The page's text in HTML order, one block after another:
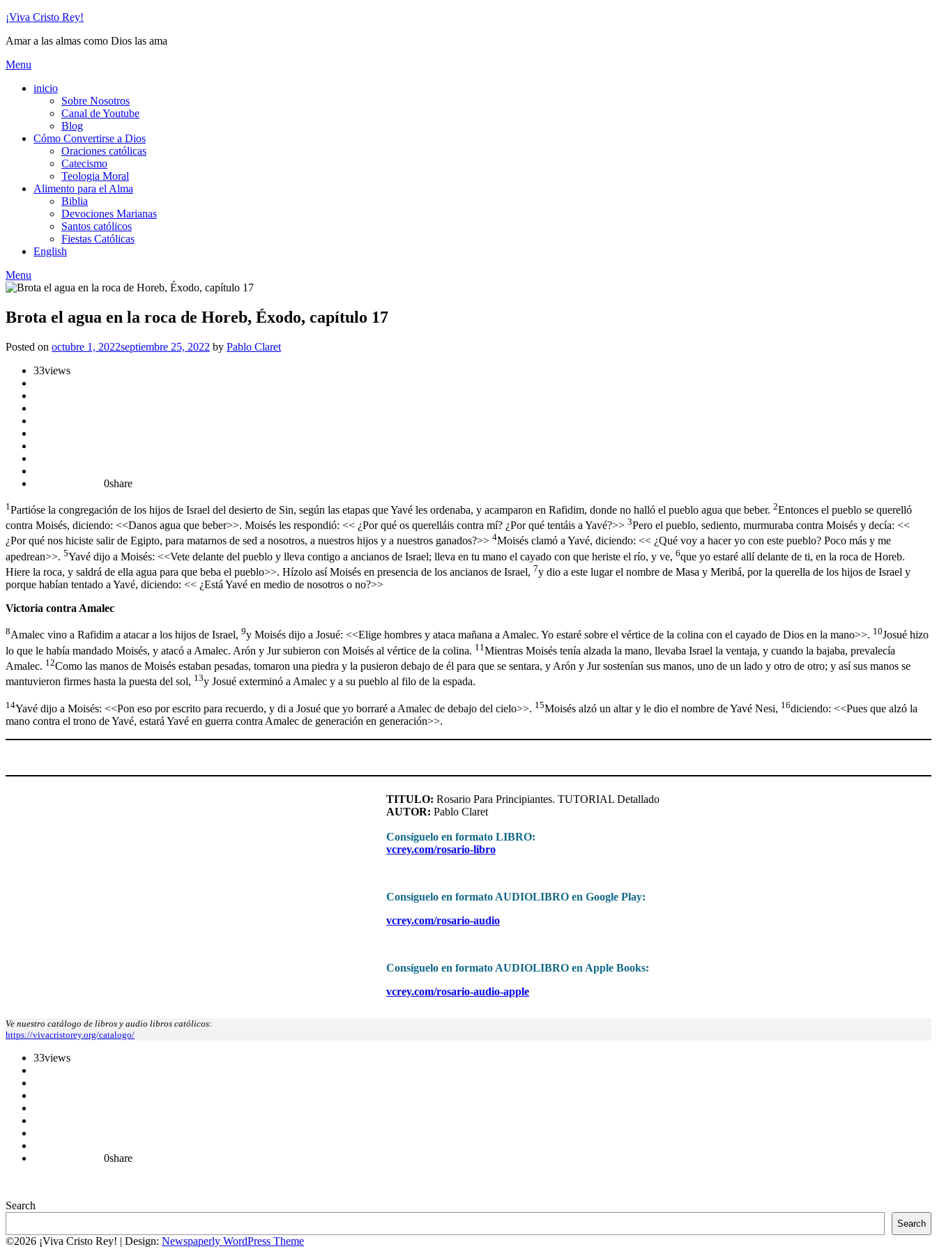
Skip
content
¡Viva Cristo Rey!
Amar a las almas como Dios las ama
Menu
inicio
Sobre Nosotros
Canal de Youtube
Blog
Cómo Convertirse a Dios
Oraciones católicas
Catecismo
Teologia Moral
Alimento para el Alma
Biblia
Devociones Marianas
Santos católicos
Fiestas Católicas
English
Menu
Brota el agua en la roca de Horeb, Éxodo, capítulo 17
Posted on octubre 1, 2022septiembre 25, 2022 by Pablo Claret
33views
0share
1 Partióse la congregación de los hijos de Israel del desierto de Sin, según las etapas que Yavé les ordenaba, y acamparon en Rafidim, donde no halló el pueblo agua que beber. 2Entonces el pueblo se querelló
contra Moisés, diciendo: <<Danos agua que beber>>. Moisés les respondió: << ¿Por qué os querelláis contra mí? ¿Por qué tentáis a Yavé?>> 3Pero el pueblo, sediento, murmuraba contra Moisés y decía: <<
¿Por qué nos hiciste salir de Egipto, para matarnos de sed a nosotros, a nuestros hijos y a nuestros ganados?>> 4Moisés clamó a Yavé, diciendo: << ¿Qué voy a hacer yo con este pueblo? Poco más y me
apedrean>>. 5Yavé dijo a Moisés: <<Vete delante del pueblo y lleva contigo a ancianos de Israel; lleva en tu mano el cayado con que heriste el río, y ve, 6que yo estaré allí delante de ti, en la roca de Horeb.
Hiere la roca, y saldrá de ella agua para que beba el pueblo>>. Hízolo así Moisés en presencia de los ancianos de Israel, 7y dio a este lugar el nombre de Masa y Meribá, por la querella de los hijos de Israel y
porque habían tentado a Yavé, diciendo: << ¿Está Yavé en medio de nosotros o no?>>
Victoria contra Amalec
8Amalec vino a Rafidim a atacar a los hijos de Israel, 9y Moisés dijo a Josué: <<Elige hombres y ataca mañana a Amalec. Yo estaré sobre el vértice de la colina con el cayado de Dios en la mano>>. 10Josué hizo
lo que le había mandado Moisés, y atacó a Amalec. Arón y Jur subieron con Moisés al vértice de la colina. 11 Mientras Moisés tenía alzada la mano, llevaba Israel la ventaja, y cuando la bajaba, prevalecía
Amalec. 12Como las manos de Moisés estaban pesadas, tomaron una piedra y la pusieron debajo de él para que se sentara, y Arón y Jur sostenían sus manos, uno de un lado y otro de otro; y así sus manos se
mantuvieron firmes hasta la puesta del sol, 13y Josué exterminó a Amalec y a su pueblo al filo de la espada.
14Yavé dijo a Moisés: <<Pon eso por escrito para recuerdo, y di a Josué que yo borraré a Amalec de debajo del cielo>>. 15Moisés alzó un altar y le dio el nombre de Yavé Nesi, 16diciendo: <<Pues que alzó la
mano contra el trono de Yavé, estará Yavé en guerra contra Amalec de generación en generación>>.
TITULO: Rosario Para Principiantes. TUTORIAL Detallado
AUTOR: Pablo Claret
Consíguelo en formato LIBRO:
vcrey.com/rosario-libro
Consíguelo en formato AUDIOLIBRO en Google Play:
vcrey.com/rosario-audio
Consíguelo en formato AUDIOLIBRO en Apple Books:
vcrey.com/rosario-audio-apple
Ve nuestro catálogo de libros y audio libros católicos:
https://vivacristorey.org/catalogo/
33views
0share
Search
Search
©2026 ¡Viva Cristo Rey! | Design: Newspaperly WordPress Theme